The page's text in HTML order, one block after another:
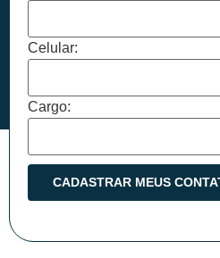
Celular:
Cargo: